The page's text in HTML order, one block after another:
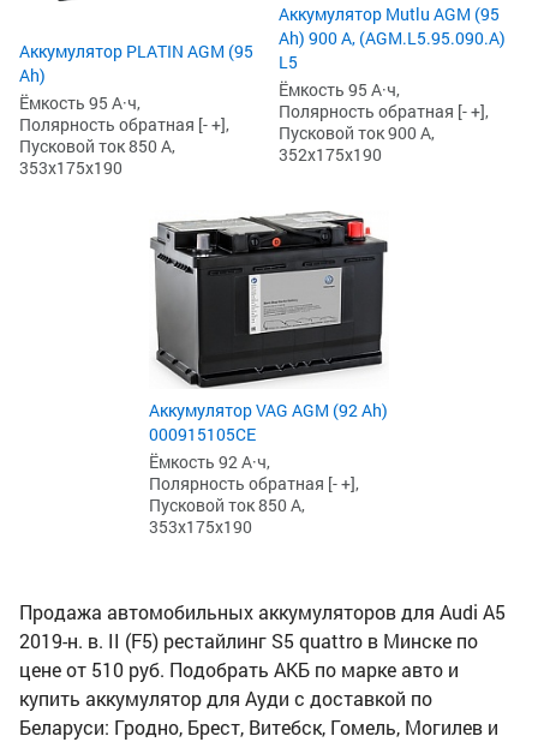
Аккумулятор PLATIN AGM (95
Ah)
Ёмкость 95 А·ч,
Полярность обратная [- +],
Пусковой ток 850 А,
353x175x190
Аккумулятор Mutlu AGM (95
Ah) 900 А, (AGM.L5.95.090.A)
L5
Ёмкость 95 А·ч,
Полярность обратная [- +],
Пусковой ток 900 А,
352x175x190
Аккумулятор VAG AGM (92 Ah)
000915105CE
Ёмкость 92 А·ч,
Полярность обратная [- +],
Пусковой ток 850 А,
353x175x190
Продажа автомобильных аккумуляторов для Audi A5
2019-н. в. II (F5) рестайлинг S5 quattro в Минске по
цене от 510 руб. Подобрать АКБ по марке авто и
купить аккумулятор для Ауди с доставкой по
Беларуси: Гродно, Брест, Витебск, Гомель, Могилев и